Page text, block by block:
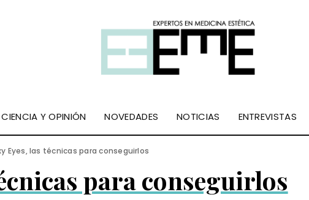
CIENCIA Y OPINIÓN NOVEDADES NOTICIAS ENTREVISTAS
Eyes, las técnicas para conseguirlos
para conseguirlos